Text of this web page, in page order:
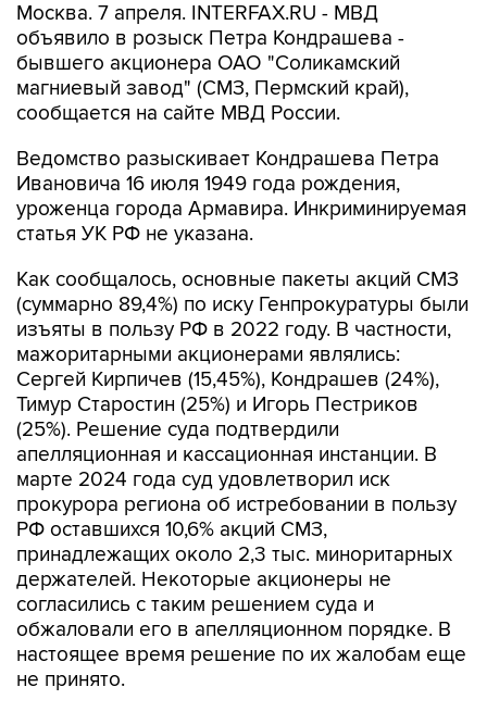
Москва. 7 апреля. INTERFAX.RU - МВД
объявило в розыск Петра Кондрашева -
бывшего акционера ОАО "Соликамский
магниевый завод" (СМЗ, Пермский край),
сообщается на сайте МВД России.
Ведомство разыскивает Кондрашева Петра
Ивановича 16 июля 1949 года рождения,
уроженца города Армавира. Инкриминируемая
статья УК РФ не указана.
Как сообщалось, основные пакеты акций СМЗ
(суммарно 89,4%) по иску Генпрокуратуры были
изъяты в пользу РФ в 2022 году. В частности,
мажоритарными акционерами являлись:
Сергей Кирпичев (15,45%), Кондрашев (24%),
Тимур Старостин (25%) и Игорь Пестриков
(25%). Решение суда подтвердили
апелляционная и кассационная инстанции. В
марте 2024 года суд удовлетворил иск
прокурора региона об истребовании в пользу
РФ оставшихся 10,6% акций СМЗ,
принадлежащих около 2,3 тыс. миноритарных
держателей. Некоторые акционеры не
согласились с таким решением суда и
обжаловали его в апелляционном порядке. В
настоящее время решение по их жалобам еще
не принято.